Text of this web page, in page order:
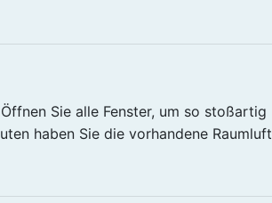
Sie alle Fenster, um so stoßartig
haben Sie die vorhandene Raumluft